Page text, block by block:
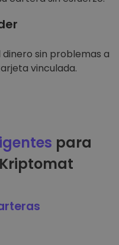
sin problemas a
vinculada.
para